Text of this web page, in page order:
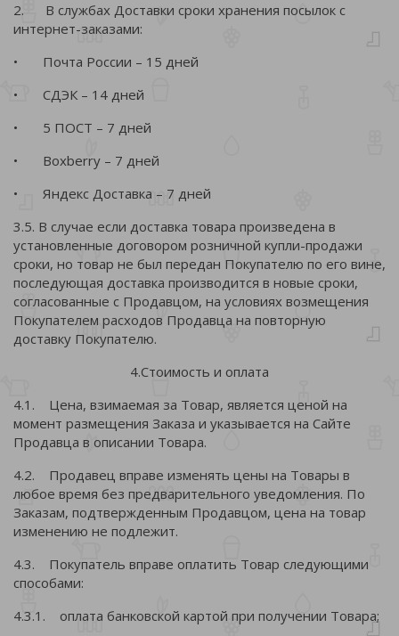
2. В службах Доставки сроки хранения посылок с
интернет-заказами:
• Почта России – 15 дней
• СДЭК – 14 дней
• 5 ПОСТ – 7 дней
• Boxberry – 7 дней
• Яндекс Доставка – 7 дней
3.5. В случае если доставка товара произведена в
установленные договором розничной купли-продажи
сроки, но товар не был передан Покупателю по его вине,
последующая доставка производится в новые сроки,
согласованные с Продавцом, на условиях возмещения
Покупателем расходов Продавца на повторную
доставку Покупателю.
4.Стоимость и оплата
4.1. Цена, взимаемая за Товар, является ценой на
момент размещения Заказа и указывается на Сайте
Продавца в описании Товара.
4.2. Продавец вправе изменять цены на Товары в
любое время без предварительного уведомления. По
Заказам, подтвержденным Продавцом, цена на товар
изменению не подлежит.
4.3. Покупатель вправе оплатить Товар следующими
способами:
4.3.1. оплата банковской картой при получении Товара;